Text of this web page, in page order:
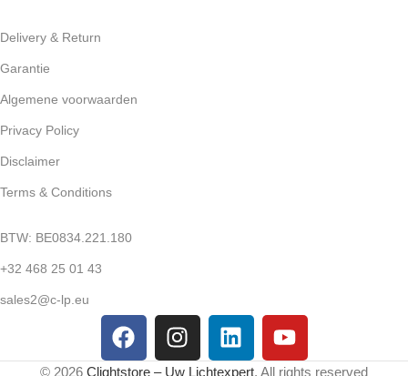
Delivery & Return
Garantie
Algemene voorwaarden
Privacy Policy
Disclaimer
Terms & Conditions
BTW: BE0834.221.180
+32 468 25 01 43
sales2@c-lp.eu
© 2026 Clightstore – Uw Lichtexpert. All rights reserved